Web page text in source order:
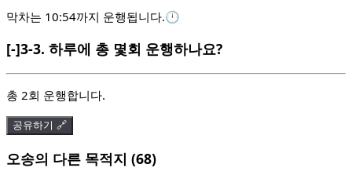
막차는 10:54까지 운행됩니다.🕛
[-]3-3. 하루에 총 몇회 운행하나요?
총 2회 운행합니다.
공유하기 🔗
오송의 다른 목적지 (68)